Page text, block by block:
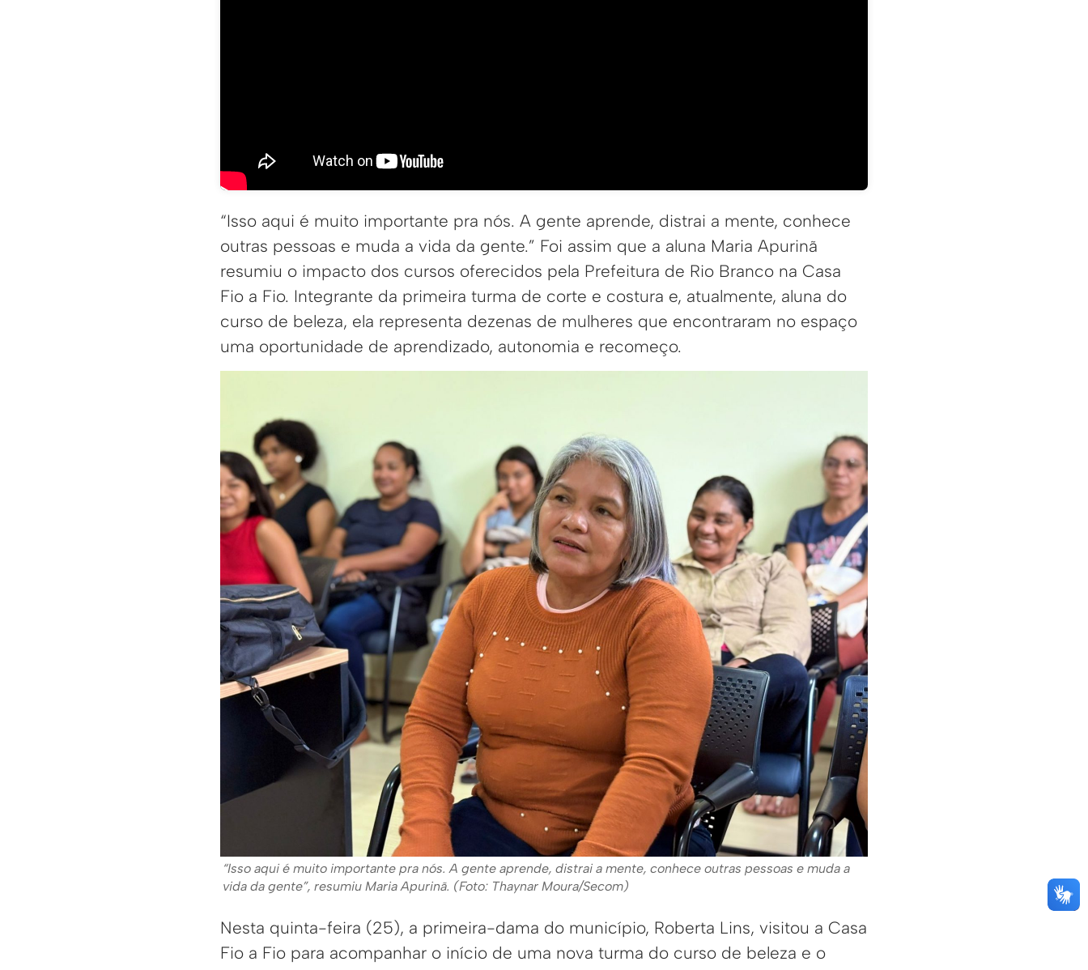
“Isso aqui é muito importante pra nós. A gente aprende, distrai a mente, conhece
outras pessoas e muda a vida da gente.” Foi assim que a aluna Maria Apurinã
resumiu o impacto dos cursos oferecidos pela Prefeitura de Rio Branco na Casa
Fio a Fio. Integrante da primeira turma de corte e costura e, atualmente, aluna do
curso de beleza, ela representa dezenas de mulheres que encontraram no espaço
uma oportunidade de aprendizado, autonomia e recomeço.
“Isso aqui é muito importante pra nós. A gente aprende, distrai a mente, conhece outras pessoas e muda a
vida da gente”, resumiu Maria Apurinã. (Foto: Thaynar Moura/Secom)
Nesta quinta-feira (25), a primeira-dama do município, Roberta Lins, visitou a Casa
Fio a Fio para acompanhar o início de uma nova turma do curso de beleza e o